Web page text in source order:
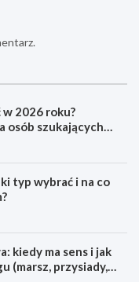
2026 roku?
osób szukających
typ wybrać i na co
kiedy ma sens i jak
(marsz, przysiady,